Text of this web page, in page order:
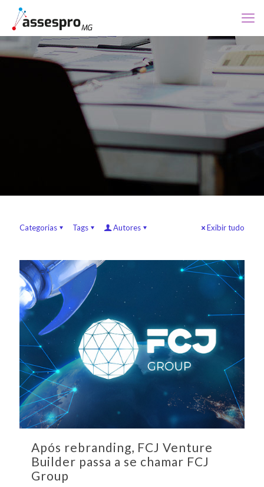
Categorias Tags Autores Exibir tudo
Após rebranding, FCJ Venture
Builder passa a se chamar FCJ
Group